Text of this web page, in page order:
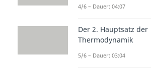
4/6 – Dauer: 04:07
Der 2. Hauptsatz der
Thermodynamik
5/6 – Dauer: 03:04